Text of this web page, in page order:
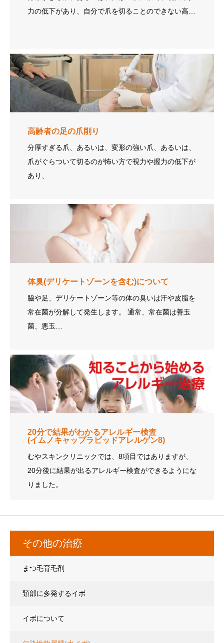
力の低下があり、自分で爪を切ることのできない高…
高齢者の足の爪削り
分厚すぎる爪、あるいは、変形の強い爪、あるいは、
爪がぐらついて切るのが怖い方で視力や握力の低下が
あり、
体臭(デリケートゾーンを含む)について
脇や足、デリケートゾーン等の体の臭いは汗や皮脂を
常在菌が分解して発生します。 通常、常在菌は善玉
菌、悪玉…
20分で結果がわかるアレルギー検査
(イムノキャップラピッドアレルゲン8)
むやスキンクリニックでは、8項目ではありますが、
20分後に結果が出るアレルギー検査ができるようにな
りました。
その他の治療
まつ毛育毛剤
頚部に多発するイボ
(アクロコルドン、スキンタッグ)
イボについて